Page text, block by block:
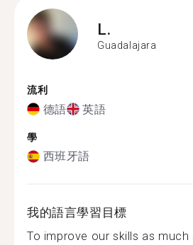
L.
Guadalajara
流利
德語 英語
學
西班牙語
我的語言學習目標
To improve our skills as much